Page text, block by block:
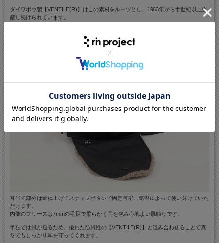
ダイワボウ製【VENTILE(R)】はこの素材をルーツとし、1963年から半世紀以上生
産し続けられています。
耳当て部分は跳ね上げてスナップボタンで固定可能。気温によって使い分けていた
だけます。
内側のフリースは7mmの毛足で柔らかく耳を包み心地よい肌触りです。
単独では風が通るため、優れた防風性の【VENTILE(R)】と組み合わせることで真
冬でもしっかり耳を守ってくれます。